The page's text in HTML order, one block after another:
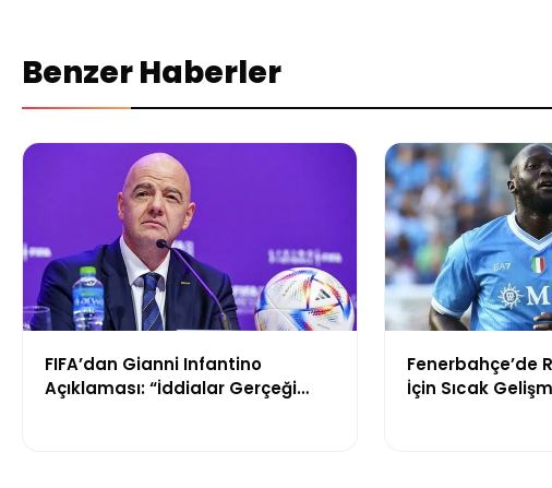
Benzer Haberler
FIFA’dan Gianni Infantino
Açıklaması: “İddialar Gerçeği
Fenerbahçe’de
İçin Sıcak